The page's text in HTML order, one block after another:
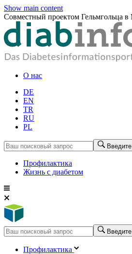
Show main content
Совместный проектом Гельмгольца
О нас
DE
EN
TR
RU
PL
Профилактика
Жизнь с диабетом
Профилактика